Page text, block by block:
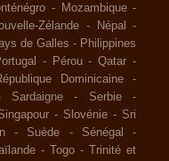
- Mozambique -
Zélande - Népal
-
de Galles - Philippines
- Pérou -Qatar -
Dominicaine
-
Sardaigne - Serbie
-
- Slovénie - Sri
- Suède - Sénégal
-
- Togo - Trinité et